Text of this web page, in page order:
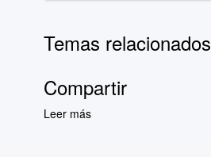
Temas relacionados
Compartir
Leer más